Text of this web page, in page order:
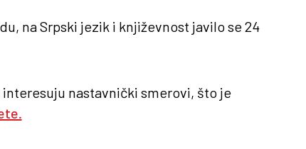
na Srpski jezik i književnost javilo se 24
nastavnički smerovi, što je